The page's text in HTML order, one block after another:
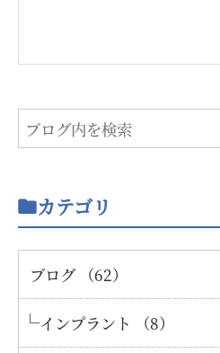
カテゴリ
ブログ （62）
インプラント （8）